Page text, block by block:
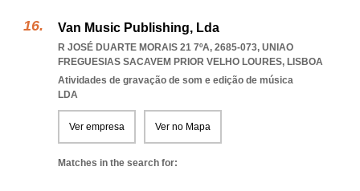
Van Music Publishing, Lda
R JOSÉ DUARTE MORAIS 21 7ºA, 2685-073, UNIAO
FREGUESIAS SACAVEM PRIOR VELHO LOURES, LISBOA
Atividades de gravação de som e edição de música
LDA
Ver empresa Ver no Mapa
Matches in the search for: